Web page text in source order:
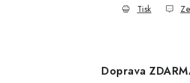
Tisk
Doprava